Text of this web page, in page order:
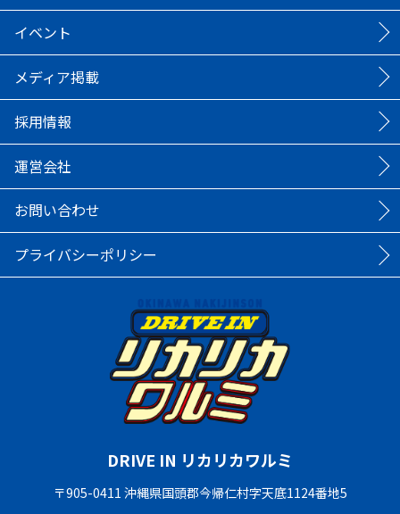
イベント
メディア掲載
採用情報
運営会社
お問い合わせ
プライバシーポリシー
DRIVE IN リカリカワルミ
〒905-0411 沖縄県国頭郡今帰仁村字天底1124番地5